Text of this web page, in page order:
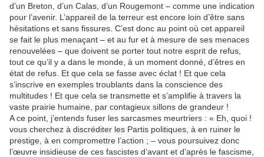
d’un Breton, d’un Calas, d’un Rougemont – comme une indication
pour l’avenir. L’appareil de la terreur est encore loin d’être sans
hésitations et sans fissures. C’est donc au point où cet appareil
se fait le plus menaçant – et au fur et à mesure de ses menaces
renouvelées – que doivent se porter tout notre esprit de refus,
tout ce qu’il y a dans le monde, à un moment donné, d’êtres en
état de refus. Et que cela se fasse avec éclat ! Et que cela
s’inscrive en exemples troublants dans la conscience des
multitudes ! Et que cela se transmette et s’amplifie à travers la
vaste prairie humaine, par contagieux sillons de grandeur !
A ce point, j’entends fuser les sarcasmes meurtriers : « Eh, quoi !
vous cherchez à discréditer les Partis politiques, à en ruiner le
prestige, à en compromettre l’action ; – vous poursuivez donc
l’œuvre insidieuse de ces fascistes d’avant et d’après le fascisme,